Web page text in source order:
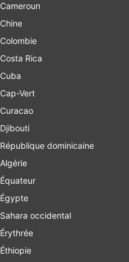
Cameroun
Chine
Colombie
Costa Rica
Cuba
Cap-Vert
Curacao
Djibouti
République dominicaine
Algérie
Équateur
Égypte
Sahara occidental
Érythrée
Éthiopie